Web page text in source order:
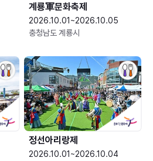
2026.10.01~2026.10.05
충청남도 계룡시
정선아리랑제
2026.10.01~2026.10.04